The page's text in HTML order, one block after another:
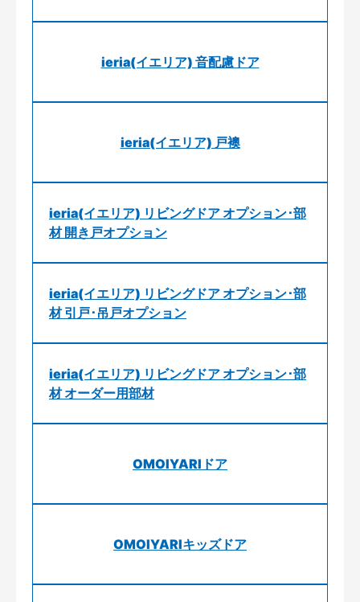
ieria(イエリア) 音配慮ドア
ieria(イエリア) 戸襖
ieria(イエリア) リビングドア オプション･部
材 開き戸オプション
ieria(イエリア) リビングドア オプション･部
材 引戸･吊戸オプション
ieria(イエリア) リビングドア オプション･部
材 オーダー用部材
OMOIYARIドア
OMOIYARIキッズドア